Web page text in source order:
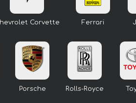
Corvette Ferrari
Porsche Rolls-Royce